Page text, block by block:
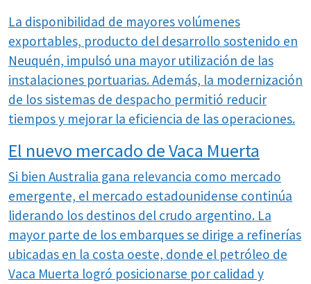
La disponibilidad de mayores volúmenes
exportables, producto del desarrollo sostenido en
Neuquén, impulsó una mayor utilización de las
instalaciones portuarias. Además, la modernización
de los sistemas de despacho permitió reducir
tiempos y mejorar la eficiencia de las operaciones.
El nuevo mercado de Vaca Muerta
Si bien Australia gana relevancia como mercado
emergente, el mercado estadounidense continúa
liderando los destinos del crudo argentino. La
mayor parte de los embarques se dirige a refinerías
ubicadas en la costa oeste, donde el petróleo de
Vaca Muerta logró posicionarse por calidad y